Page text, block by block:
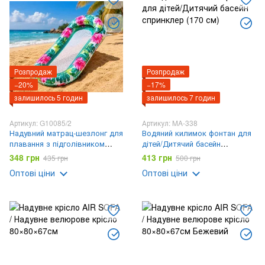
Розпродаж
−20%
залишилось 5 годин
Артикул: G10085/2
Надувний матрац-шезлонг для
плавання з підголівником
Тропік / Пляжний матрац
шезлонг / Надувний шезлонг
160х85см
348 грн 435 грн
Оптові ціни
Розпродаж
−17%
залишилось 7 годин
Артикул: MA-338
Водяний килимок фонтан для
дітей/Дитячий басейн
спринклер (170 см)
413 грн 500 грн
Оптові ціни